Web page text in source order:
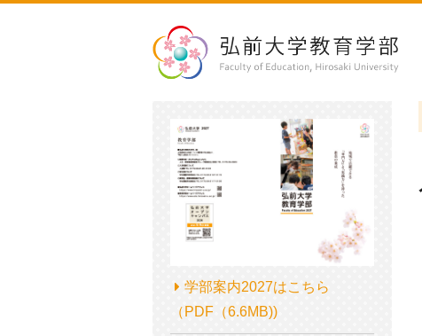
学部案内2027はこちら
（PDF（6.6MB))